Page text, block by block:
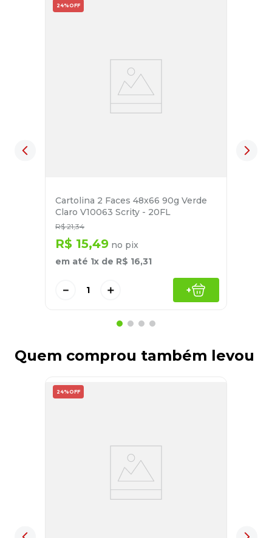
24% OFF
Cartolina 2 Faces 48x66 90g Verde
Claro V10063 Scrity - 20FL
R$ 21,34
R$ 15,49 no pix
em até 1x de R$ 16,31
＋
－ +
Quem comprou também levou
24% OFF